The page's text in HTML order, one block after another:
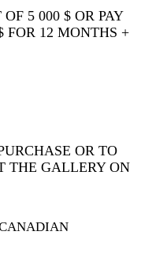
5 000 $ OR PAY
FOR 12 MONTHS +
OR TO
THE GALLERY ON